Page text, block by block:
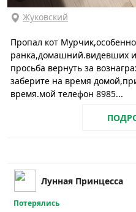
Жуковский
Пропал кот
ранка,домашний.видевших
просьба вернуть за
заберите на время
время.мой телефон 8985...
Лунная Принцесса
Потерялись